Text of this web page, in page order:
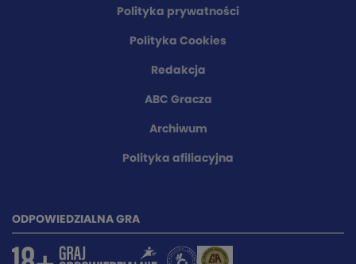
Polityka prywatności
Polityka Cookies
Redakcja
ABC Gracza
Archiwum
Polityka afiliacyjna
ODPOWIEDZIALNA GRA